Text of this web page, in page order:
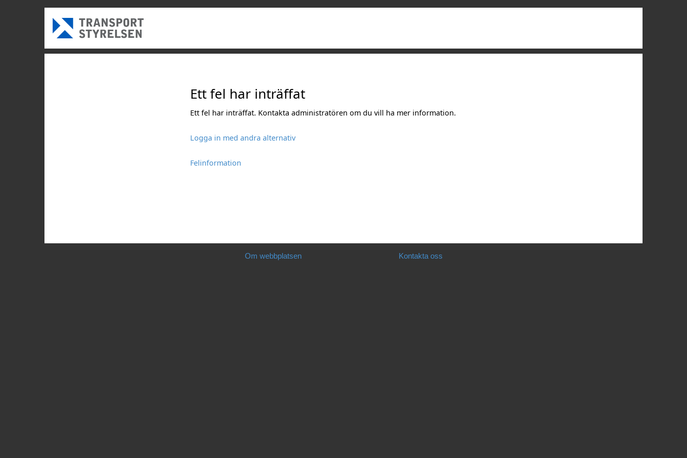
Ett fel har inträffat
Ett fel har inträffat. Kontakta administratören om du vill ha mer information.
Logga in med andra alternativ
Felinformation
Om webbplatsen Kontakta oss